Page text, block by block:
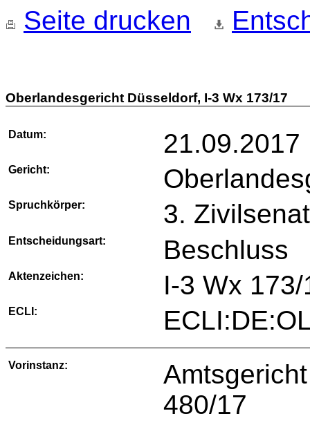
Seite drucken
Oberlandesgericht Düsseldorf, I-3 Wx 173/17
Datum: 21.09.2017
Gericht:
Spruchkörper: 3. Zivilsenat
Entscheidungsart: Beschluss
Aktenzeichen: I-3 Wx 173/
ECLI:
Vorinstanz:
480/17